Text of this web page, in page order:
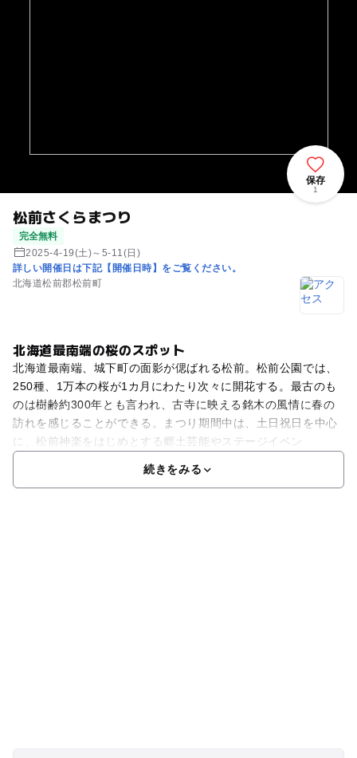
松前さくらまつり
完全無料
2025-4-19(土)～5-11(日)
詳しい開催日は下記【開催日時】をご覧ください。
北海道松前郡松前町
保存
1
北海道最南端の桜のスポット
北海道最南端、城下町の面影が偲ばれる松前。松前公園では、
250種、1万本の桜が1カ月にわたり次々に開花する。最古のも
のは樹齢約300年とも言われ、古寺に映える銘木の風情に春の
訪れを感じることができる。まつり期間中は、土日祝日を中心
に、松前神楽をはじめとする郷土芸能やステージイベン
続きをみる